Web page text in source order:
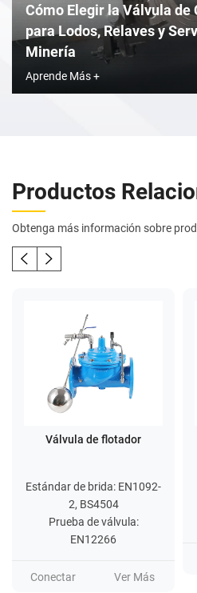
Cómo Elegir la Válvula de
para Lodos, Relaves y
Minería
Aprende Más +
Productos
Obtenga más información sobre
Válvula de flotador
Estándar de brida: EN1092-
2, BS4504
Prueba de válvula:
EN12266
Conectar Ver Más